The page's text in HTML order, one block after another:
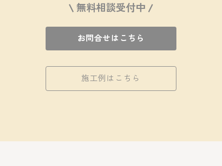
\ 無料相談受付中 /
お問合せはこちら
施工例はこちら